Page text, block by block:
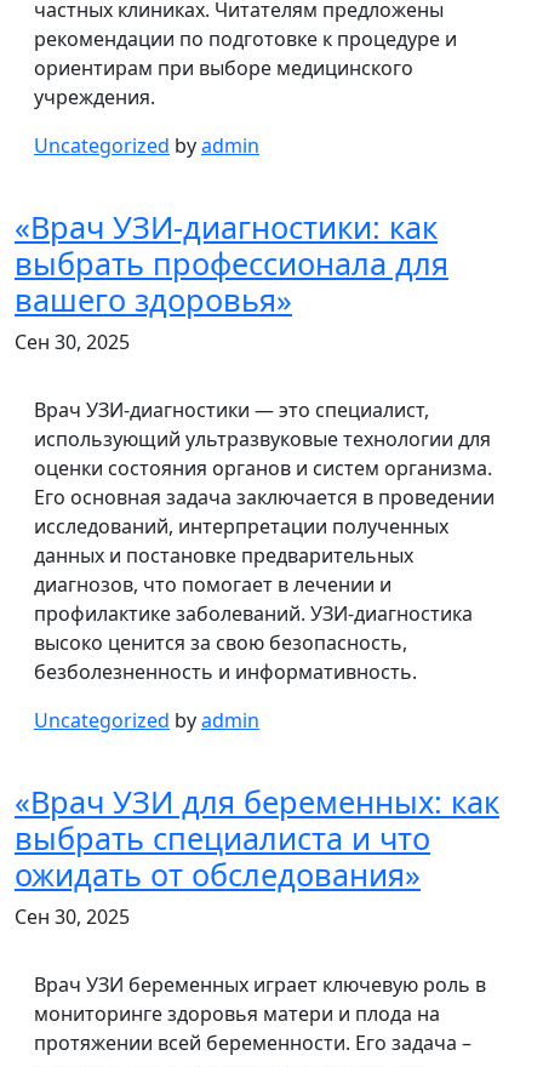
частных клиниках. Читателям предложены
рекомендации по подготовке к процедуре и
ориентирам при выборе медицинского
учреждения.
Uncategorized byadmin
«Врач УЗИ-диагностики: как
выбрать профессионала для
вашего здоровья»
Сен 30, 2025
Врач УЗИ-диагностики — это специалист,
использующий ультразвуковые технологии для
оценки состояния органов и систем организма.
Его основная задача заключается в проведении
исследований, интерпретации полученных
данных и постановке предварительных
диагнозов, что помогает в лечении и
профилактике заболеваний. УЗИ-диагностика
высоко ценится за свою безопасность,
безболезненность и информативность.
Uncategorized byadmin
«Врач УЗИ для беременных: как
выбрать специалиста и что
ожидать от обследования»
Сен 30, 2025
Врач УЗИ беременных играет ключевую роль в
мониторинге здоровья матери и плода на
протяжении всей беременности. Его задача –